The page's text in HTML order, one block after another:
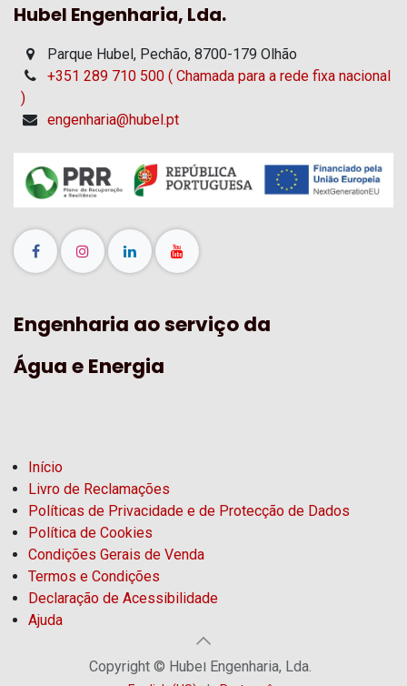
Hubel Engenharia, Lda.
Parque Hubel, Pechão, 8700-179 Olhão
+351 289 710 500 ( Chamada para a rede fixa nacional
)
engenharia@hubel.pt
Engenharia ao serviço da
Água e Energia
Início
Livro de Reclamações
Políticas de Privacidade e de Protecção de Dados
Política de Cookies
Condições Gerais de Venda
Termos e Condições
Declaração de Acessibilidade
Ajuda
Copyright © Hubel Engenharia, Lda.